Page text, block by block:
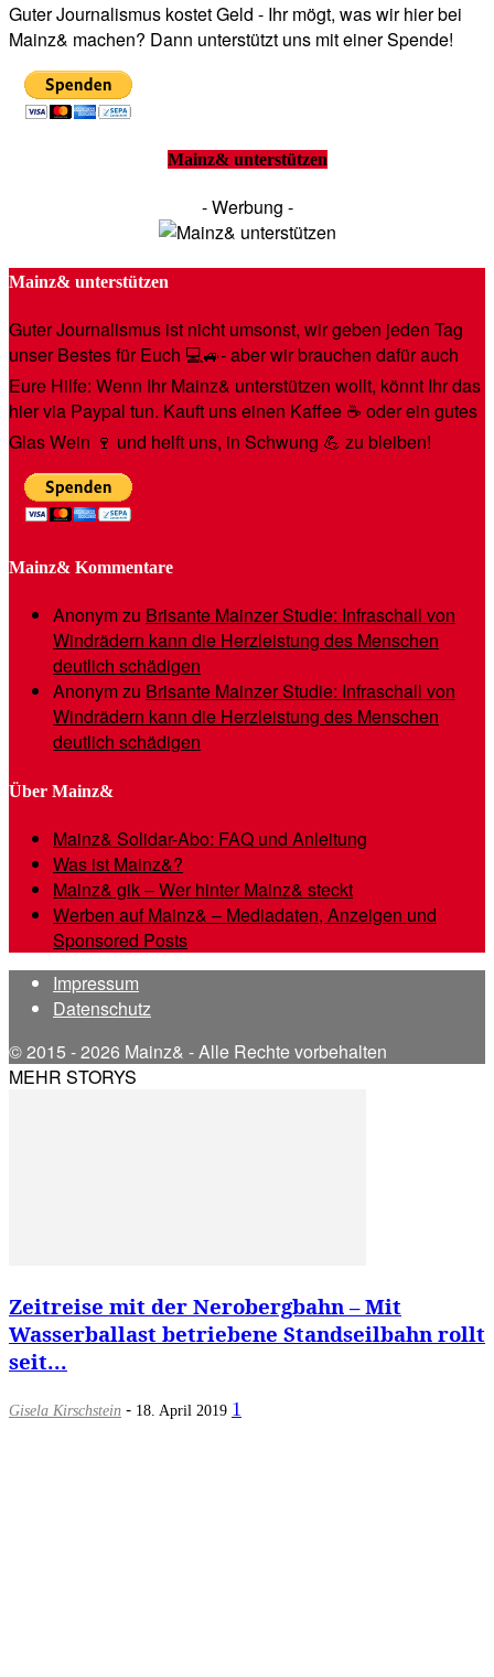
Guter Journalismus kostet Geld - Ihr mögt, was wir hier bei
Mainz& machen? Dann unterstützt uns mit einer Spende!
Mainz& unterstützen
- Werbung -
Mainz& unterstützen
Guter Journalismus ist nicht umsonst, wir geben jeden Tag
unser Bestes für Euch 💻🚙- aber wir brauchen dafür auch
Eure Hilfe: Wenn Ihr Mainz& unterstützen wollt, könnt Ihr das
hier via Paypal tun. Kauft uns einen Kaffee ☕️ oder ein gutes
Glas Wein 🍷 und helft uns, in Schwung 💪 zu bleiben!
Mainz& Kommentare
Anonymzu Brisante Mainzer Studie: Infraschall von
Windrädern kann die Herzleistung des Menschen
deutlich schädigen
Anonymzu Brisante Mainzer Studie: Infraschall von
Windrädern kann die Herzleistung des Menschen
deutlich schädigen
Über Mainz&
Mainz& Solidar-Abo: FAQ und Anleitung
Was ist Mainz&?
Mainz& gik – Wer hinter Mainz& steckt
Werben auf Mainz& – Mediadaten, Anzeigen und
Sponsored Posts
Impressum
Datenschutz
© 2015 - 2026 Mainz& - Alle Rechte vorbehalten
MEHR STORYS
Zeitreise mit der Nerobergbahn – Mit
Wasserballast betriebene Standseilbahn rollt
seit...
Gisela Kirschstein - 18. April 2019 1